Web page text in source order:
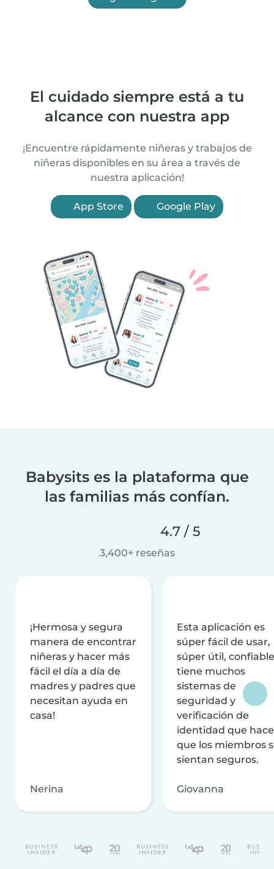
El cuidado siempre está a tu
alcance con nuestra app
¡Encuentre rápidamente niñeras y trabajos de
niñeras disponibles en su área a través de
nuestra aplicación!
App Store Google Play
Babysits es la plataforma que
las familias más confían.
4.7 / 5
3,400+ reseñas
¡Hermosa y segura
manera de encontrar
niñeras y hacer más
fácil el día a día de
madres y padres que
necesitan ayuda en
casa!
Nerina
Esta aplicación es
súper fácil de usar,
súper útil,
tiene muchos
sistemas de
seguridad y
verificación de
identidad que
que los miembros
sientan seguros.
Giovanna